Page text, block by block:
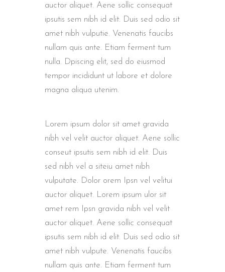
auctor aliquet. Aene sollic consequat
ipsutis sem nibh id elit. Duis sed odio sit
amet nibh vulputie. Venenatis faucibs
nullam quis ante. Etiam ferment tum
nulla. Dpiscing elit, sed do eiusmod
tempor incididunt ut labore et dolore
magna aliqua utenim.
Lorem ipsum dolor sit amet gravida
nibh vel velit auctor aliquet. Aene sollic
conseut ipsutis sem nibh id elit. Duis
sed nibh vel a siteiu amet nibh
vulputate. Dolor orem Ipsn vel velitui
auctor aliquet. Lorem ipsum ulor sit
amet rem Ipsn gravida nibh vel velit
auctor aliquet. Aene sollic consequat
ipsutis sem nibh id elit. Duis sed odio sit
amet nibh vulpute. Venenatis faucibs
nullam quis ante. Etiam ferment tum